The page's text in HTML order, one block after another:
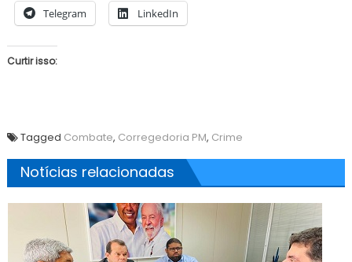
Telegram LinkedIn
Curtir isso:
Tagged Combate, Corregedoria PM, Crime
Notícias relacionadas